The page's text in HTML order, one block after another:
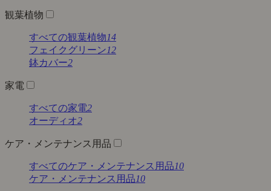
観葉植物
すべての観葉植物14
フェイクグリーン12
鉢カバー2
家電
すべての家電2
オーディオ2
ケア・メンテナンス用品
すべてのケア・メンテナンス用品10
ケア・メンテナンス用品10